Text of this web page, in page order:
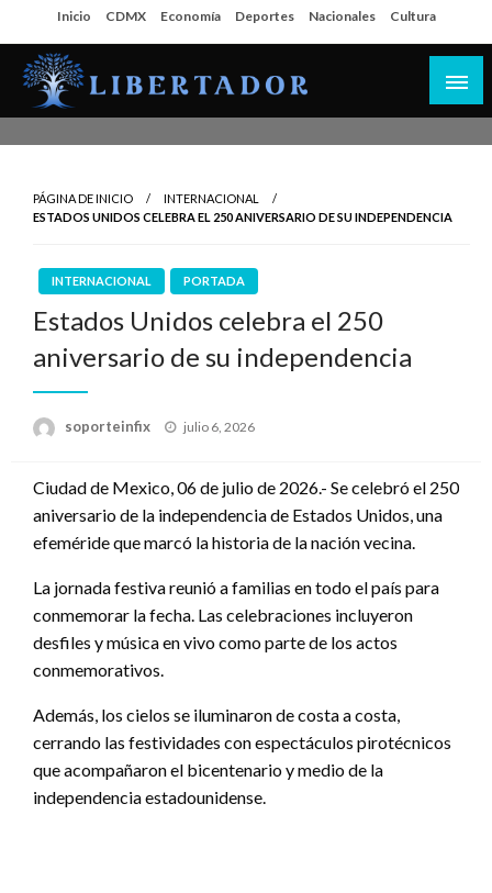
al
contenido
Inicio CDMX Economía Deportes Nacionales Cultura
PÁGINA DE INICIO
INTERNACIONAL
ESTADOS UNIDOS CELEBRA EL 250 ANIVERSARIO DE SU INDEPENDENCIA
INTERNACIONAL PORTADA
Estados Unidos celebra el 250
aniversario de su independencia
soporteinfix
Publicado
julio 6, 2026
Ciudad de Mexico, 06 de julio de 2026.- Se celebró el 250
aniversario de la independencia de Estados Unidos, una
efeméride que marcó la historia de la nación vecina.
La jornada festiva reunió a familias en todo el país para
conmemorar la fecha. Las celebraciones incluyeron
desfiles y música en vivo como parte de los actos
conmemorativos.
Además, los cielos se iluminaron de costa a costa,
cerrando las festividades con espectáculos pirotécnicos
que acompañaron el bicentenario y medio de la
independencia estadounidense.